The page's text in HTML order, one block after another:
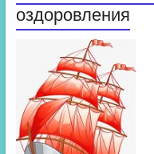
оздоровления